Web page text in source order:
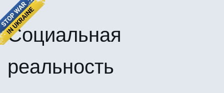
Социальная
реальность